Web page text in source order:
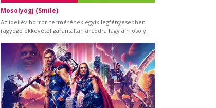
Mosolyogj (Smile)
Az idei év horror-termésének egyik legfényesebben
ragyogó ékkövétől garantáltan arcodra fagy a mosoly.